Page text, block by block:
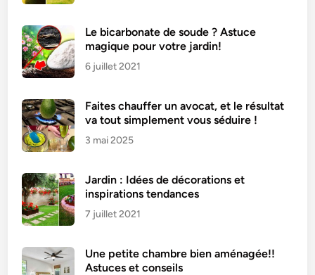
Le bicarbonate de soude ? Astuce
magique pour votre jardin!
6 juillet 2021
Faites chauffer un avocat, et le résultat
va tout simplement vous séduire !
3 mai 2025
Jardin : Idées de décorations et
inspirations tendances
7 juillet 2021
Une petite chambre bien aménagée!!
Astuces et conseils